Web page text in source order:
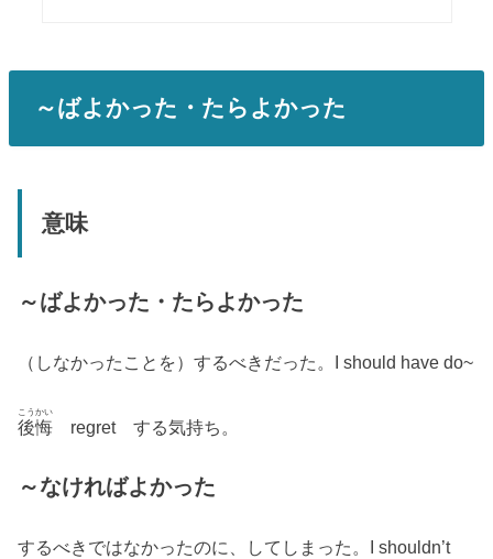
～ばよかった・たらよかった
意味
～ばよかった・たらよかった
（しなかったことを）するべきだった。I should have do~
後悔
こうかい
regret する気持ち。
～なければよかった
するべきではなかったのに、してしまった。I shouldn’t